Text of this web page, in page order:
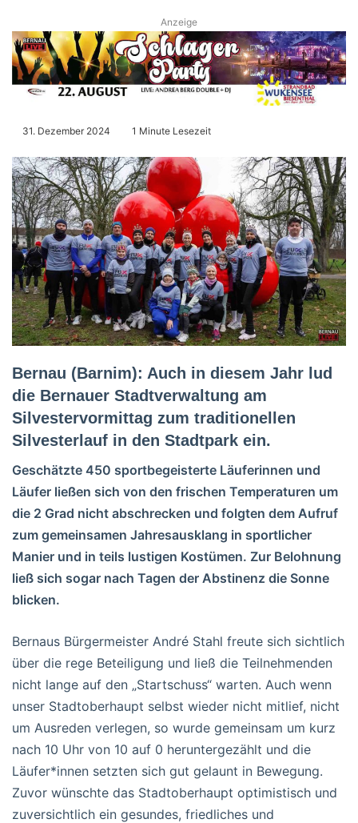
Anzeige
31. Dezember 2024 1 Minute Lesezeit
Bernau (Barnim): Auch in diesem Jahr lud
die Bernauer Stadtverwaltung am
Silvestervormittag zum traditionellen
Silvesterlauf in den Stadtpark ein.
Geschätzte 450 sportbegeisterte Läuferinnen und
Läufer ließen sich von den frischen Temperaturen um
die 2 Grad nicht abschrecken und folgten dem Aufruf
zum gemeinsamen Jahresausklang in sportlicher
Manier und in teils lustigen Kostümen. Zur Belohnung
ließ sich sogar nach Tagen der Abstinenz die Sonne
blicken.
Bernaus Bürgermeister André Stahl freute sich sichtlich
über die rege Beteiligung und ließ die Teilnehmenden
nicht lange auf den „Startschuss“ warten. Auch wenn
unser Stadtoberhaupt selbst wieder nicht mitlief, nicht
um Ausreden verlegen, so wurde gemeinsam um kurz
nach 10 Uhr von 10 auf 0 heruntergezählt und die
Läufer*innen setzten sich gut gelaunt in Bewegung.
Zuvor wünschte das Stadtoberhaupt optimistisch und
zuversichtlich ein gesundes, friedliches und